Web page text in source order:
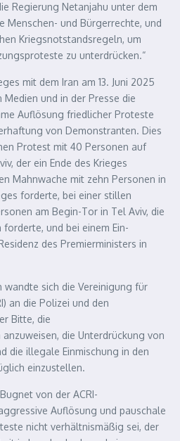
Regierung Netanjahu unter dem
Menschen- und Bürgerrechte, und
Kriegsnotstandsregeln, um
zu unterdrücken.“
mit dem Iran am 13. Juni 2025
und in der Presse die
Auflösung friedlicher Proteste
von Demonstranten. Dies
Protest mit 40 Personen auf
der ein Ende des Krieges
Mahnwache mit zehn Personen in
forderte, bei einer stillen
am Begin-Tor in Tel Aviv, die
und bei einem Ein-
des Premierministers in
sich die Vereinigung für
an die Polizei und den
Bitte, die
die Unterdrückung von
die illegale Einmischung in den
einzustellen.
von der ACRI-
Auflösung und pauschale
nicht verhältnismäßig sei, der